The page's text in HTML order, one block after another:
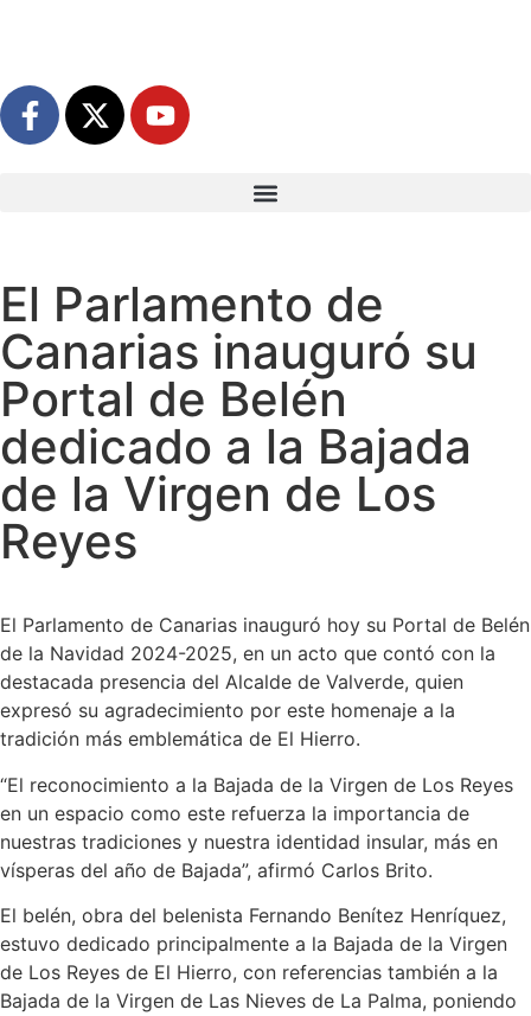
El Parlamento de
Canarias inauguró su
Portal de Belén
dedicado a la Bajada
de la Virgen de Los
Reyes
El Parlamento de Canarias inauguró hoy su Portal de Belén
de la Navidad 2024-2025, en un acto que contó con la
destacada presencia del Alcalde de Valverde, quien
expresó su agradecimiento por este homenaje a la
tradición más emblemática de El Hierro.
“El reconocimiento a la Bajada de la Virgen de Los Reyes
en un espacio como este refuerza la importancia de
nuestras tradiciones y nuestra identidad insular, más en
vísperas del año de Bajada”, afirmó Carlos Brito.
El belén, obra del belenista Fernando Benítez Henríquez,
estuvo dedicado principalmente a la Bajada de la Virgen
de Los Reyes de El Hierro, con referencias también a la
Bajada de la Virgen de Las Nieves de La Palma, poniendo